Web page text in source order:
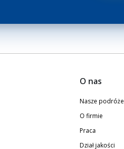
O nas
Nasze podróże
O firmie
Praca
Dział jakości